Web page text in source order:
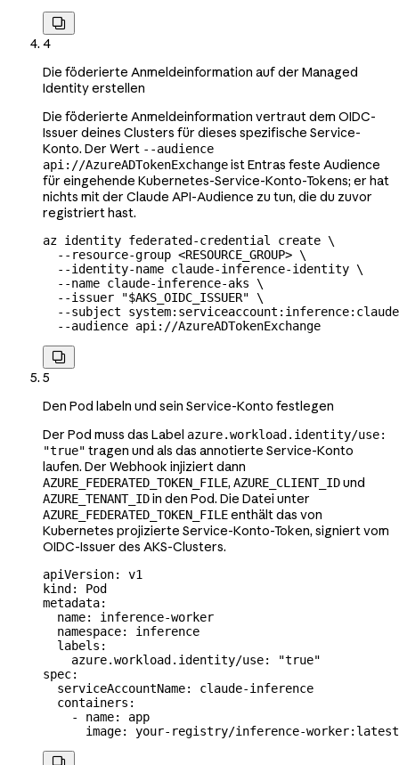

4
Die föderierte Anmeldeinformation auf der Managed
Identity erstellen
Die föderierte Anmeldeinformation vertraut dem OIDC-
Issuer deines Clusters für dieses spezifische Service-
Konto. Der Wert --audience
api://AzureADTokenExchangeist Entras feste Audience
für eingehende Kubernetes-Service-Konto-Tokens; er hat
nichts mit der Claude API-Audience zu tun, die du zuvor
registriert hast.
az identity federated-credential create \
  --resource-group
<RESOURCE_GROUP> \
  --identity-name
claude-inference-identity \
  --name
claude-inference-aks \
  --issuer
"$AKS_OIDC_ISSUER" \
  --subject
  --audience
api://AzureADTokenExchange

5
Den Pod labeln und sein Service-Konto festlegen
Der Pod muss das Label azure.workload.identity/use:
"true" tragen und als das annotierte Service-Konto
laufen. Der Webhook injiziert dann
AZURE_FEDERATED_TOKEN_FILE, AZURE_CLIENT_IDund
AZURE_TENANT_IDin den Pod. Die Datei unter
AZURE_FEDERATED_TOKEN_FILEenthält das von
Kubernetes projizierte Service-Konto-Token, signiert vom
OIDC-Issuer des AKS-Clusters.
apiVersion: v1
kind : Pod
metadata:
  name
: inference-worker
  namespace
: inference
  labels
:
    azure.workload.identity/use
:
"true"
spec:
  serviceAccountName
: claude-inference
  containers
:
    -
name: app
      image
: your-registry/inference-worker:latest